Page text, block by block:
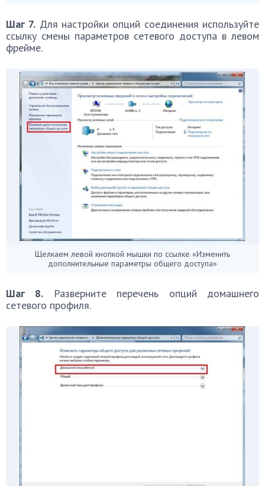
Шаг 7. Для настройки опций соединения используйте
ссылку смены параметров сетевого доступа в левом
фрейме.
Щелкаем левой кнопкой мышки по ссылке «Изменить
дополнительные параметры общего доступа»
Шаг 8. Разверните перечень опций домашнего
сетевого профиля.